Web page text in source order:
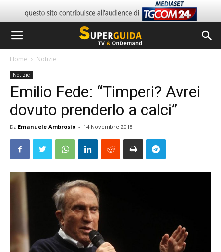
Home Notizie
Notizie
Emilio Fede: “Timperi? Avrei
dovuto prenderlo a calci”
Da Emanuele Ambrosio - 14 Novembre 2018